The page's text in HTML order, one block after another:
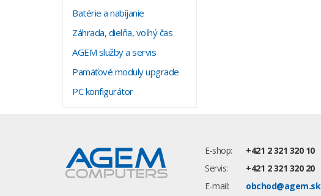
Batérie a nabíjanie
Záhrada, dielňa, voľný čas
AGEM služby a servis
Pamäťové moduly upgrade
PC konfigurátor
E-shop:
+421 2 321 320 10
Servis:
+421 2 321 320 20
E-mail:
obchod@agem.sk